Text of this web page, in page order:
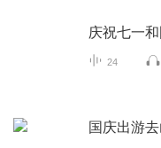
庆祝七一
24
国庆出游